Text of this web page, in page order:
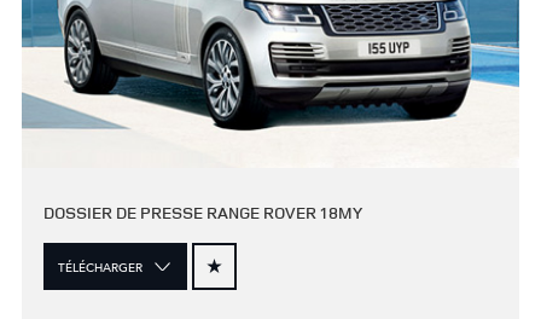
DOSSIER DE PRESSE RANGE ROVER 18MY
TÉLÉCHARGER